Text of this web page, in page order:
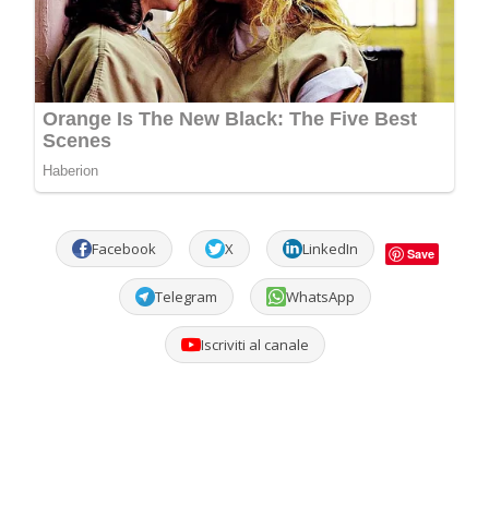
Facebook X LinkedIn Save
Telegram WhatsApp
Iscriviti al canale